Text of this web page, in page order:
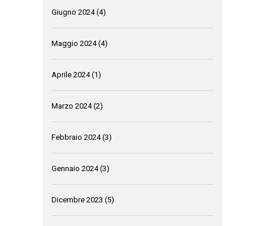
Giugno 2024(4)
Maggio 2024(4)
Aprile 2024(1)
Marzo 2024(2)
Febbraio 2024(3)
Gennaio 2024(3)
Dicembre 2023 (5)